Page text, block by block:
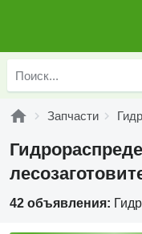
Запчасти
42 объявления: